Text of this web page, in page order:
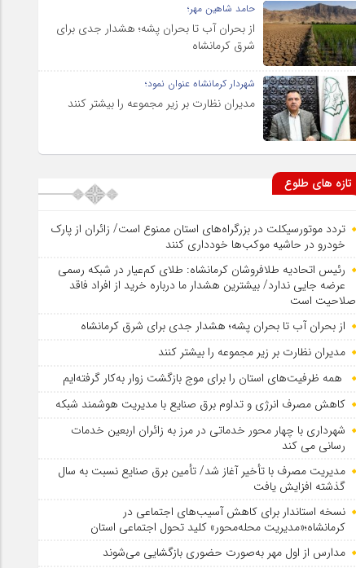
حامد شاهین مهر؛
از بحران آب تا بحران پشه؛ هشدار جدی برای
شرق کرمانشاه
شهردار کرمانشاه عنوان نمود؛
مدیران نظارت بر زیر مجموعه را بیشتر کنند
تازه های طلوع
تردد موتورسیکلت در بزرگراه‌های استان ممنوع است/ زائران از پارک
خودرو در حاشیه موکب‌ها خودداری کنند
رئیس اتحادیه طلافروشان کرمانشاه: طلای کم‌عیار در شبکه رسمی
عرضه جایی ندارد/ بیشترین هشدار ما درباره خرید از افراد فاقد
صلاحیت است
از بحران آب تا بحران پشه؛ هشدار جدی برای شرق کرمانشاه
مدیران نظارت بر زیر مجموعه را بیشتر کنند
همه ظرفیت‌های استان را برای موج بازگشت زوار به‌کار گرفته‌ایم
کاهش مصرف انرژی و تداوم برق صنایع با مدیریت هوشمند شبکه
شهرداری با چهار محور خدماتی در مرز به زائران اربعین خدمات
رسانی می کند
مدیریت مصرف با تأخیر آغاز شد/ تأمین برق صنایع نسبت به سال
گذشته افزایش یافت
نسخه استاندار برای کاهش آسیب‌های اجتماعی در
کرمانشاه؛«مدیریت محله‌محور» کلید تحول اجتماعی استان
مدارس از اول مهر به‌صورت حضوری بازگشایی می‌شوند